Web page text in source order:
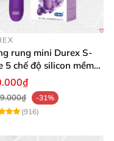
rung mini Durex S-
5 chế độ silicon mềm
cấp
-31%
(916)